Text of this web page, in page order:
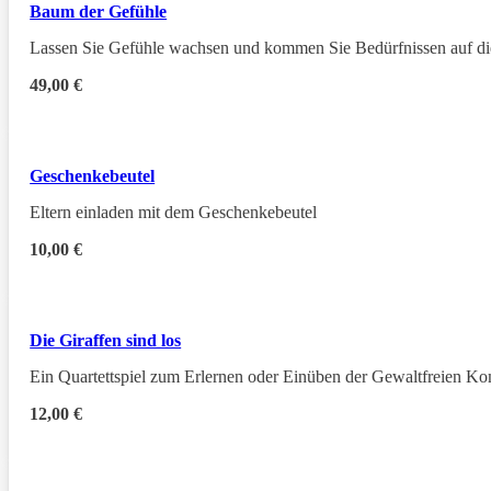
Baum der Gefühle
Lassen Sie Gefühle wachsen und kommen Sie Bedürfnissen auf
49,00€
Geschenkebeutel
Eltern einladen mit dem Geschenkebeutel
10,00€
Die Giraffen sind los
Ein Quartettspiel zum Erlernen oder Einüben der Gewaltfreien
12,00€